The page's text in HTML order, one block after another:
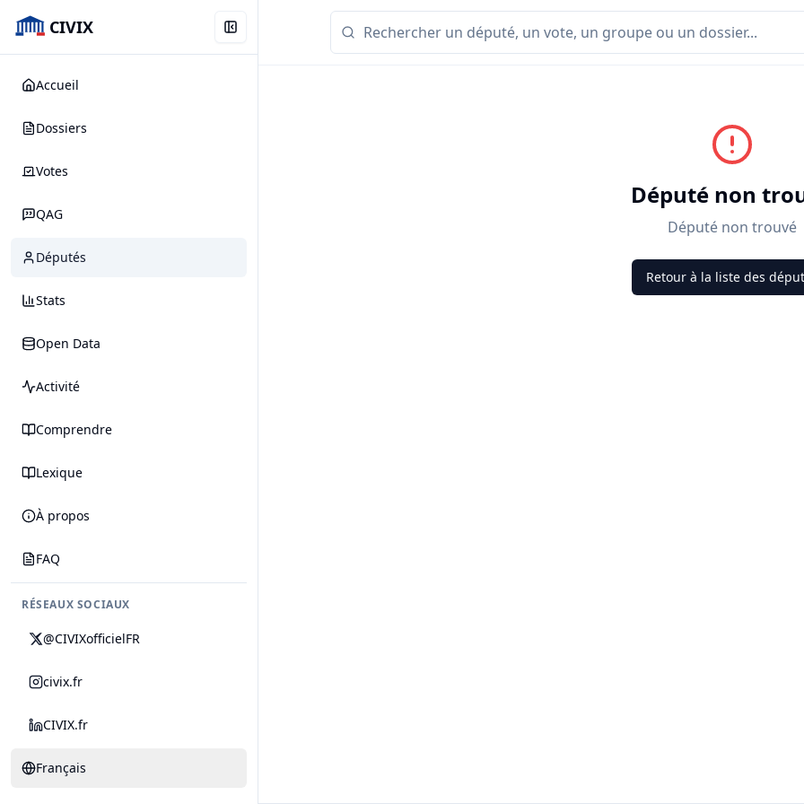
CIVIX
Accueil
Dossiers
Votes
QAG
Députés
Stats
Open Data
Activité
Comprendre
Lexique
À propos
FAQ
RÉSEAUX SOCIAUX
@CIVIXofficielFR
civix.fr
CIVIX.fr
Français
Député non
Député non trouvé
Retour à la liste des